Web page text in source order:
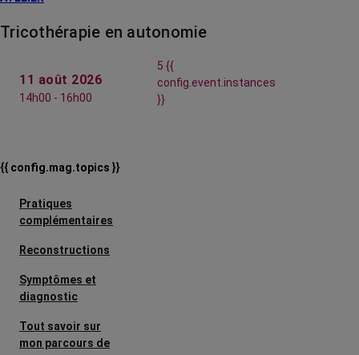
Tricothérapie en autonomie
11 août 2026
14h00 - 16h00
5 {{
config.event.instances
}}
{{ config.mag.topics }}
Pratiques
complémentaires
Reconstructions
Symptômes et
diagnostic
Tout savoir sur
mon parcours de